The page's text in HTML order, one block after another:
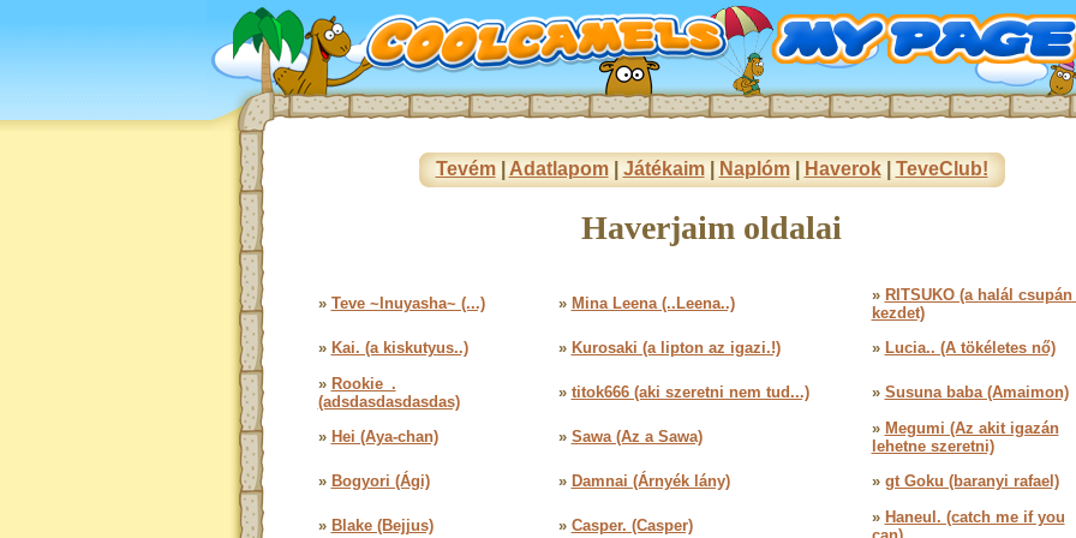
Tevém| Adatlapom| Játékaim| Naplóm| Haverok| TeveClub!
Haverjaim oldalai
» Teve ~Inuyasha~ (...) » Mina Leena (..Leena..) » RITSUKO (a halál csupán
kezdet)
» Kai. (a kiskutyus..) » Kurosaki (a lipton az igazi.!) » Lucia.. (A tökéletes nő)
» Rookie_.
(adsdasdasdasdas)
» titok666 (aki szeretni nem tud...) » Susuna baba (Amaimon)
» Hei (Aya-chan) » Sawa (Az a Sawa) » Megumi (Az akit igazán
lehetne szeretni)
» Bogyori (Ági) » Damnai (Árnyék lány) » gt Goku (baranyi rafael)
» Blake (Bejjus) » Casper. (Casper) » Haneul. (catch me if you